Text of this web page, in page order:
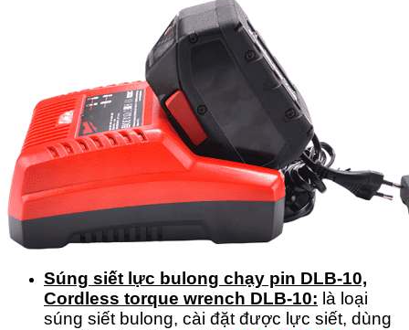
Súng siết lực bulong chạy pin DLB-10,
Cordless torque wrench DLB-10: là loại
súng siết bulong, cài đặt được lực siết, dùng